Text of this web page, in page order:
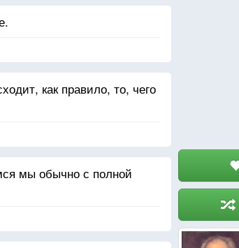
как правило, то, чего
мы обычно с полной